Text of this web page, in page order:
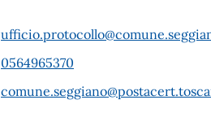
0564965370